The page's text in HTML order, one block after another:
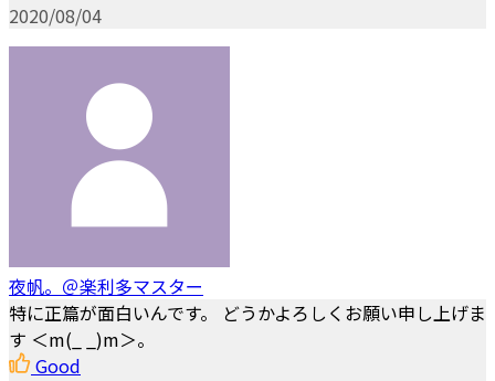
2020/08/04
夜帆。＠楽利多マスター
特に正篇が面白いんです。 どうかよろしくお願い申し上げま
す ＜m(_ _)m＞。
Good